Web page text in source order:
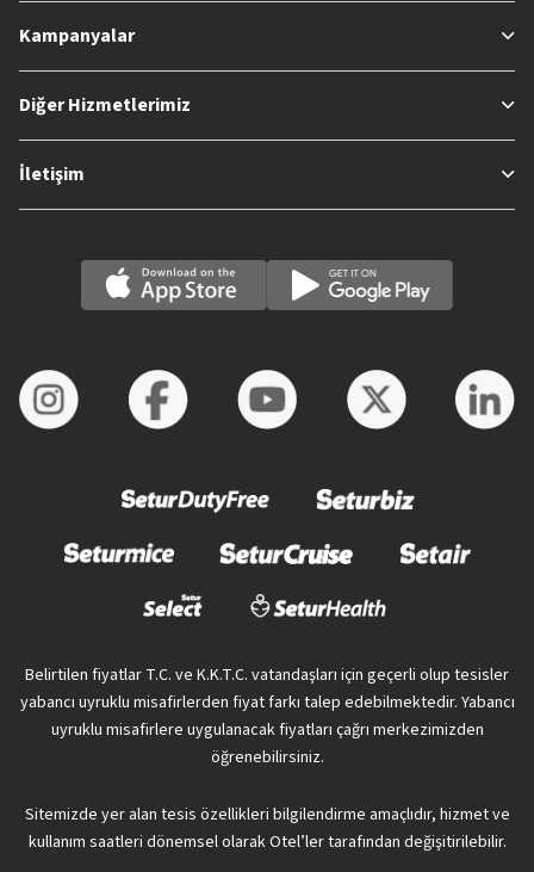
Kampanyalar
Diğer Hizmetlerimiz
İletişim
Belirtilen fiyatlar T.C. ve K.K.T.C. vatandaşları için geçerli olup tesisler
yabancı uyruklu misafirlerden fiyat farkı talep edebilmektedir. Yabancı
uyruklu misafirlere uygulanacak fiyatları çağrı merkezimizden
öğrenebilirsiniz.
Sitemizde yer alan tesis özellikleri bilgilendirme amaçlıdır, hizmet ve
kullanım saatleri dönemsel olarak Otel’ler tarafından değişitirilebilir.